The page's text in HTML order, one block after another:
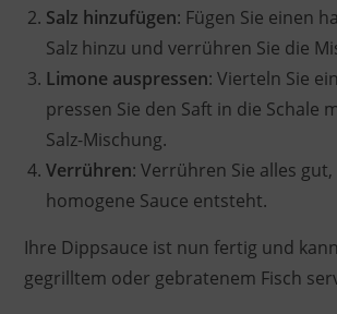
Salz hinzufügen: Fügen Sie einen
Salz hinzu und verrühren Sie die
Limone auspressen: Vierteln Sie
pressen Sie den Saft in die Schale
Salz-Mischung.
Verrühren: Verrühren Sie alles
homogene Sauce entsteht.
Ihre Dippsauce ist nun fertig und
gegrilltem oder gebratenem Fisch